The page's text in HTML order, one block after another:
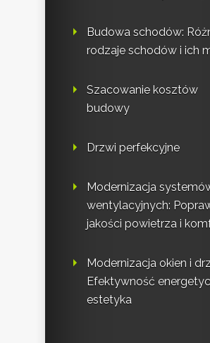
Budowa schodów:
rodzaje schodów i ich
Szacowanie kosztów
budowy
Drzwi perfekcyjne
Modernizacja
wentylacyjnych:
jakości powietrza i
Modernizacja okien i
Efektywność
estetyka